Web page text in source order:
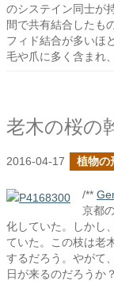
のシステイン同士が
間で共有結合したも
フィド結合が多いほ
毛や爪に多く含まれ
老木の桜の
2016-04-17 植物の
/**
京都
化していた。しかし
ていた。この枝は老
するだろう。やがて
日が来るのだろうか